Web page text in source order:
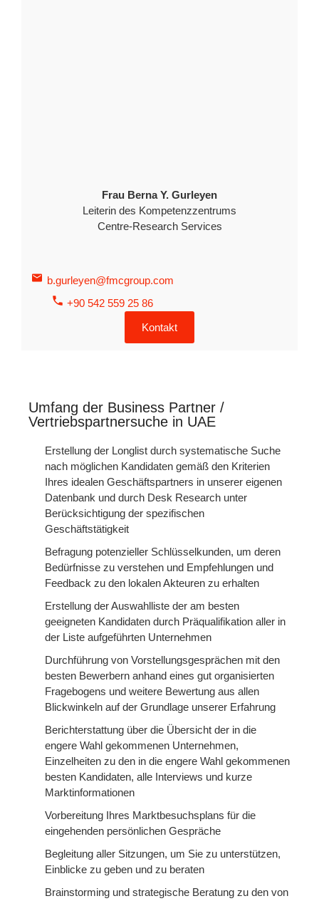
Frau Berna Y. Gurleyen
Leiterin des Kompetenzzentrums
Centre-Research Services
b.gurleyen@fmcgroup.com
+90 542 559 25 86
Kontakt
Umfang der Business Partner /
Vertriebspartnersuche in UAE
Erstellung der Longlist durch systematische Suche
nach möglichen Kandidaten gemäß den Kriterien
Ihres idealen Geschäftspartners in unserer eigenen
Datenbank und durch Desk Research unter
Berücksichtigung der spezifischen
Geschäftstätigkeit
Befragung potenzieller Schlüsselkunden, um deren
Bedürfnisse zu verstehen und Empfehlungen und
Feedback zu den lokalen Akteuren zu erhalten
Erstellung der Auswahlliste der am besten
geeigneten Kandidaten durch Präqualifikation aller in
der Liste aufgeführten Unternehmen
Durchführung von Vorstellungsgesprächen mit den
besten Bewerbern anhand eines gut organisierten
Fragebogens und weitere Bewertung aus allen
Blickwinkeln auf der Grundlage unserer Erfahrung
Berichterstattung über die Übersicht der in die
engere Wahl gekommenen Unternehmen,
Einzelheiten zu den in die engere Wahl gekommenen
besten Kandidaten, alle Interviews und kurze
Marktinformationen
Vorbereitung Ihres Marktbesuchsplans für die
eingehenden persönlichen Gespräche
Begleitung aller Sitzungen, um Sie zu unterstützen,
Einblicke zu geben und zu beraten
Brainstorming und strategische Beratung zu den von